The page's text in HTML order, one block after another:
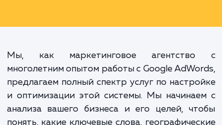
помощью вы сможете
увеличивая видимость вашего
привлекая целевых
увеличивая свою прибыль.